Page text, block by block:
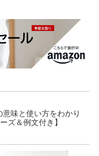
意味と使い方をわかり
ズ＆例文付き】